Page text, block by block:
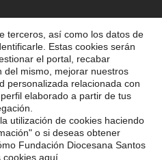
DIOCESANA
RIGHT RESERVED
AVISO LEGAL
terceros, así como los datos de
Estas cookies serán
el portal, recabar
del mismo, mejorar nuestros
personalizada relacionada con
elaborado a partir de tus
utilización de cookies haciendo
o si deseas obtener
Fundación Diocesana Santos
cookies aquí